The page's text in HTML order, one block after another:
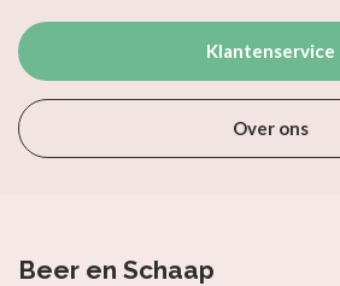
Klantenservice
Over ons
Beer en Schaap